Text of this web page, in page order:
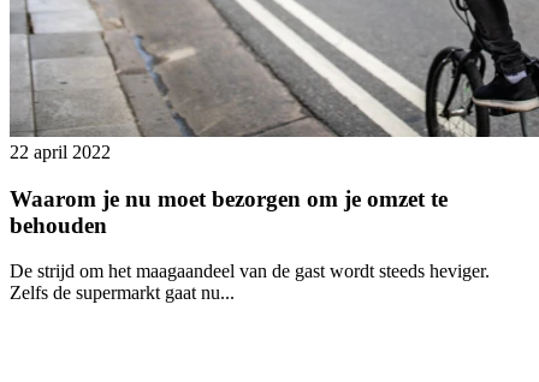
22 april 2022
Waarom je nu moet bezorgen om je omzet te
behouden
De strijd om het maagaandeel van de gast wordt steeds heviger.
Zelfs de supermarkt gaat nu...